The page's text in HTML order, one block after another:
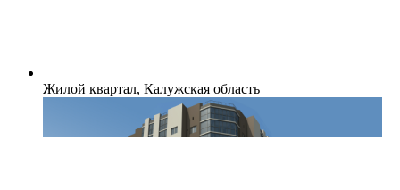
Жилой квартал, Калужская область